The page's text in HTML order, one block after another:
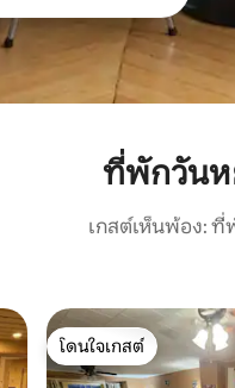
ที่พักวันห
เกสต์เห็นพ้อง:
โดนใจเกสต์
โดนใจเกสต์